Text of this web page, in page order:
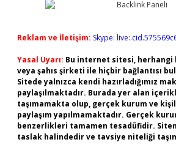
Reklam ve İletişim: Skype:
Yasal Uyarı: Bu internet sitesi, herhangi
veya şahıs şirketi ile hiçbir bağlantısı
Sitede yalnızca kendi hazırladığımız
paylaşılmaktadır. Burada yer alan
taşımamakta olup, gerçek kurum ve
paylaşım yapılmamaktadır. Gerçek
benzerlikleri tamamen tesadüfidir.
taslak halindedir ve tavsiye niteliği